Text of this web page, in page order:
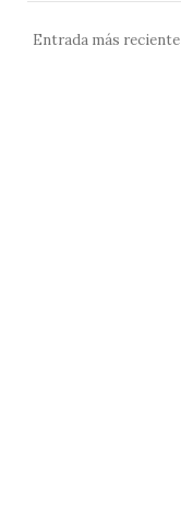
Entrada más reciente